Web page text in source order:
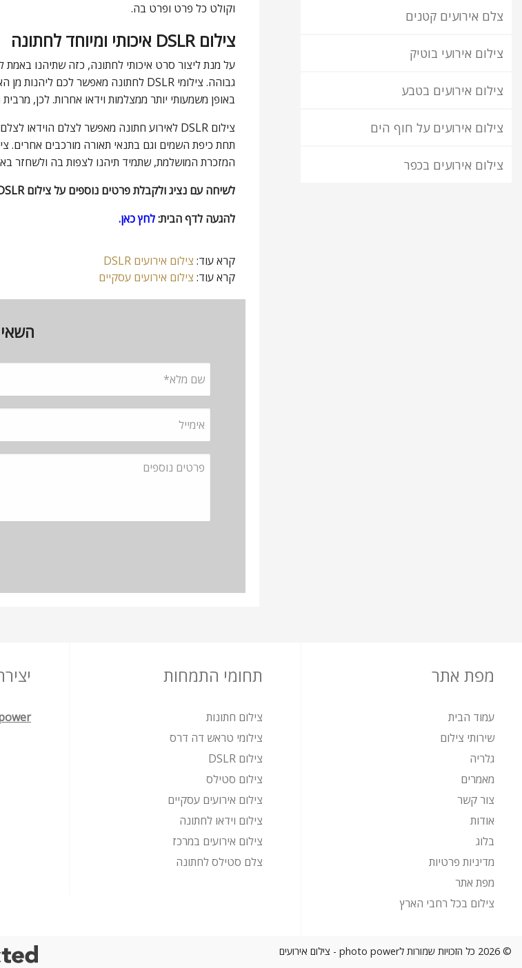
צלם אירועים קטנים
צילום אירועי בוטיק
צילום אירועים בטבע
צילום אירועים על חוף הים
צילום אירועים בכפר
וקולט כל פרט ופרט בה.
צילוםDSLR איכותי ומיוחד לחתונה
על מנת ליצור סרט איכותי לחתונה, כזה שתיהנו
גבוהה. צילומי DSLR לחתונה מאפשר לכם ליהנות מן
באופן משמעותי יותר ממצלמות וידאו אחרות. לכן,
צילום DSLR לאירוע חתונה מאפשר לצלם הוידאו
תחת כיפת השמים וגם בתנאי תאורה מורכבים אחרים.
המזכרת המושלמת, שתמיד תיהנו לצפות בה ולשחזר
לשיחה עם נציג ולקבלת פרטים נוספים על צילום DSLR לחתונה שלכם - התקשרו עכשיו
להגעה לדף הבית:לחץ כאן.
קרא עוד: צילום אירועים DSLR
קרא עוד: צילום אירועים עסקיים
מפת אתר
עמוד הבית
שירותי צילום
גלריה
מאמרים
צור קשר
אודות
בלוג
מדיניות פרטיות
מפת אתר
צילום בכל רחבי הארץ
תחומי התמחות
צילום חתונות
צילומי טראש דה דרס
צילום DSLR
צילום סטילס
צילום אירועים עסקיים
צילום וידאו לחתונה
צילום אירועים במרכז
צלם סטילס לחתונה
© 2026 כל הזכויות שמורות לphoto power - צילום אירועים